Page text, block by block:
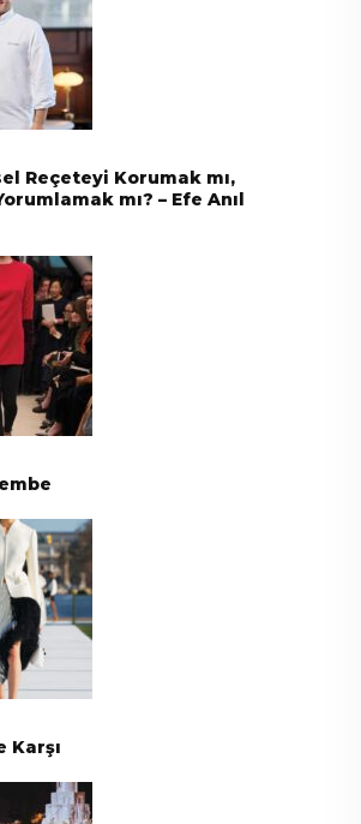
Reçeteyi Korumak mı,
mı? – Efe Anıl
Karşı